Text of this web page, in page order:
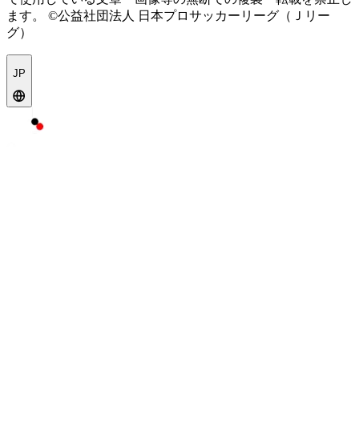
ます。
©公益社団法人 日本プロサッカーリーグ（Ｊリー
グ）
JP